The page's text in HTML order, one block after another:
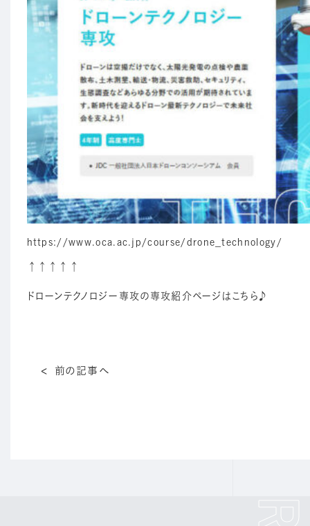
https://www.oca.ac.jp/course/drone_technology/
↑↑↑↑↑
ドローンテクノロジー専攻の専攻紹介ページはこちら♪
前の記事へ